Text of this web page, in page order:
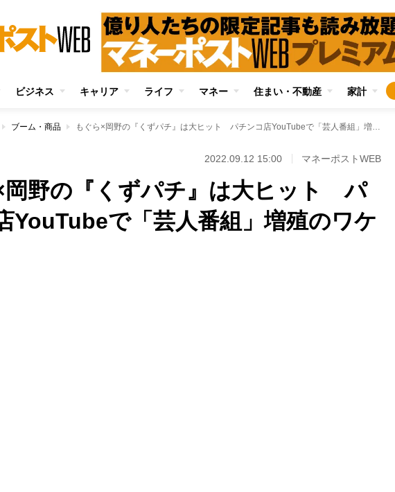
ビジネス キャリア ライフ マネー 住まい・不動産 家計
ブーム・商品 もぐら×岡野の『くずパチ』は大ヒット パチンコ店YouTubeで「芸人番組」増殖のワケ
2022.09.12 15:00 マネーポストWEB
岡野の『くずパチ』は大ヒット パ
YouTubeで「芸人番組」増殖のワケ